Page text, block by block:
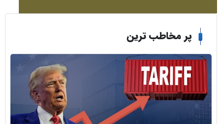
پر مخاطب ترین